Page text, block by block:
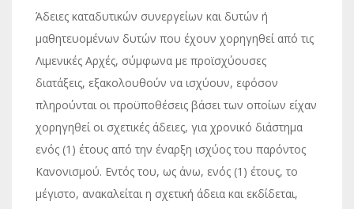
Άδειες καταδυτικών συνεργείων και δυτών ή
μαθητευομένων δυτών που έχουν χορηγηθεί από τις
Λιμενικές Αρχές, σύμφωνα με προϊσχύουσες
διατάξεις, εξακολουθούν να ισχύουν, εφόσον
πληρούνται οι προϋποθέσεις βάσει των οποίων είχαν
χορηγηθεί οι σχετικές άδειες, για χρονικό διάστημα
ενός (1) έτους από την έναρξη ισχύος του παρόντος
Κανονισμού. Εντός του, ως άνω, ενός (1) έτους, το
μέγιστο, ανακαλείται η σχετική άδεια και εκδίδεται,